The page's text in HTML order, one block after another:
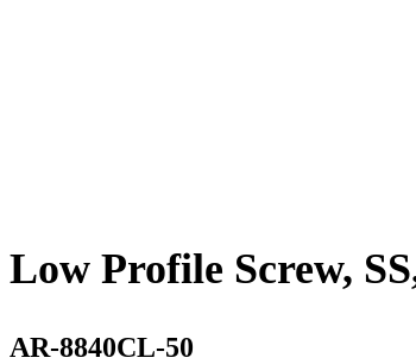
Low Profile Screw,
AR-8840CL-50